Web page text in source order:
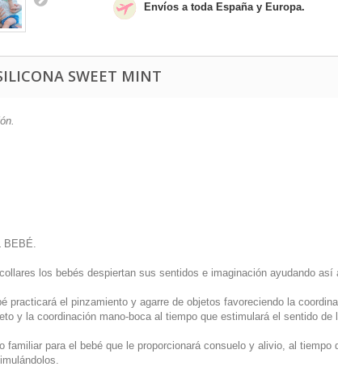
Envíos a toda España y Europa.
SWEET MINT
BEBÉ.
los bebés despiertan sus sentidos e imaginación ayudando así
practicará el pinzamiento y agarre de objetos favoreciendo la
y la coordinación mano-boca al tiempo que estimulará el sentido de
para el bebé que le proporcionará consuelo y alivio, al tiempo